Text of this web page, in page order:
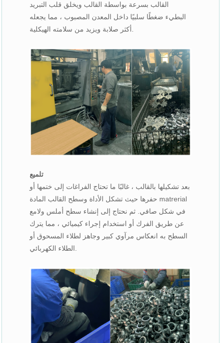
القالب بسرعة بواسطة القالب ويخلق قلب التبريد
البطيء ضغطًا سلبيًا داخل المعدن المصبوب ، مما يجعله
أكثر صلابة ويزيد من سلامته الهيكلية.
تلميع
بعد تشكيلها بالقالب ، غالبًا ما تحتاج الفراغات إلى ختمها أو
حفرها حيث تشكل الأداة وسطح القالب المادة matrerial
في شكل صافي. ثم نحتاج إلى إنشاء سطح أملس ولامع
عن طريق الفرك أو استخدام إجراء كيميائي ، مما يترك
السطح به انعكاس مرآوي كبير وجاهز لطلاء المسحوق أو